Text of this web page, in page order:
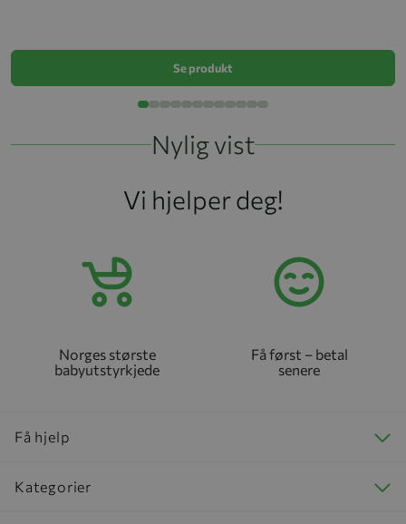
Se produkt
Nylig vist
Vi hjelper deg!
Norges største
babyutstyrkjede
Få først – betal
senere
Få hjelp
Kategorier